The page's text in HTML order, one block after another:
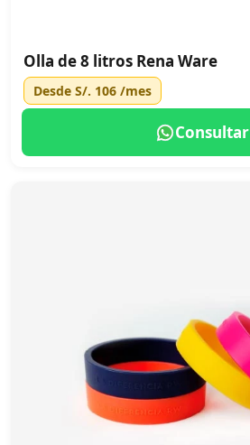
Olla de 8 litros Rena Ware
Desde S/. 106 /mes
Consultar